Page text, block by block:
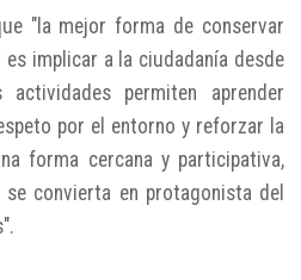
"la mejor forma de conservar
implicar a la ciudadanía desde
actividades permiten aprender
por el entorno y reforzar la
forma cercana y participativa,
convierta en protagonista del